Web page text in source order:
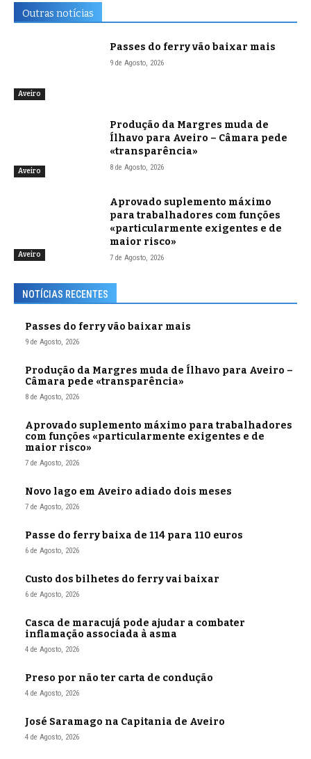
Outras notícias
Aveiro
Passes do ferry vão baixar mais
9 de Agosto, 2026
Aveiro
Produção da Margres muda de
Ílhavo para Aveiro – Câmara pede
«transparência»
8 de Agosto, 2026
Aveiro
Aprovado suplemento máximo
para trabalhadores com funções
«particularmente exigentes e de
maior risco»
7 de Agosto, 2026
NOTÍCIAS RECENTES
Passes do ferry vão baixar mais
9 de Agosto, 2026
Produção da Margres muda de Ílhavo para Aveiro –
Câmara pede «transparência»
8 de Agosto, 2026
Aprovado suplemento máximo para trabalhadores
com funções «particularmente exigentes e de
maior risco»
7 de Agosto, 2026
Novo lago em Aveiro adiado dois meses
7 de Agosto, 2026
Passe do ferry baixa de 114 para 110 euros
6 de Agosto, 2026
Custo dos bilhetes do ferry vai baixar
6 de Agosto, 2026
Casca de maracujá pode ajudar a combater
inflamação associada à asma
4 de Agosto, 2026
Preso por não ter carta de condução
4 de Agosto, 2026
José Saramago na Capitania de Aveiro
4 de Agosto, 2026